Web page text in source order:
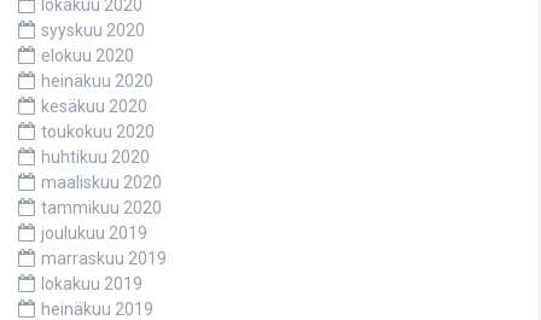
lokakuu 2020
syyskuu 2020
elokuu 2020
heinäkuu 2020
kesäkuu 2020
toukokuu 2020
huhtikuu 2020
maaliskuu 2020
tammikuu 2020
joulukuu 2019
marraskuu 2019
lokakuu 2019
heinäkuu 2019